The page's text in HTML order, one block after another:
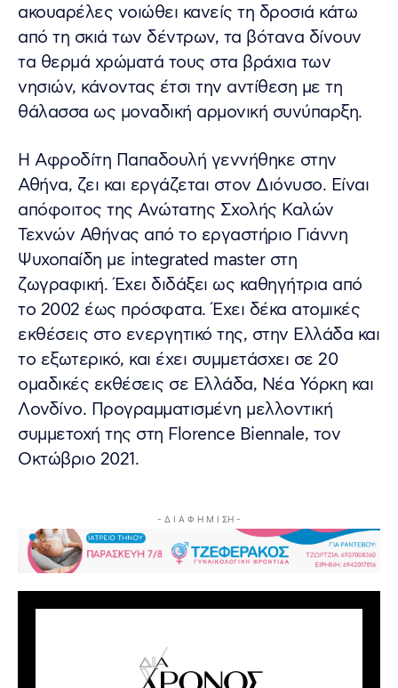
ακουαρέλες νοιώθει κανείς τη δροσιά κάτω
από τη σκιά των δέντρων, τα βότανα δίνουν
τα θερμά χρώματά τους στα βράχια των
νησιών, κάνοντας έτσι την αντίθεση με τη
θάλασσα ως μοναδική αρμονική συνύπαρξη.
Η Αφροδίτη Παπαδουλή γεννήθηκε στην
Αθήνα, ζει και εργάζεται στον Διόνυσο. Είναι
απόφοιτος της Ανώτατης Σχολής Καλών
Τεχνών Αθήνας από το εργαστήριο Γιάννη
Ψυχοπαίδη με integrated master στη
ζωγραφική. Έχει διδάξει ως καθηγήτρια από
το 2002 έως πρόσφατα. Έχει δέκα ατομικές
εκθέσεις στο ενεργητικό της, στην Ελλάδα και
το εξωτερικό, και έχει συμμετάσχει σε 20
ομαδικές εκθέσεις σε Ελλάδα, Νέα Υόρκη και
Λονδίνο. Προγραμματισμένη μελλοντική
συμμετοχή της στη Florence Biennale, τον
Οκτώβριο 2021.
- Δ Ι Α Φ Η Μ Ι ΣΗ -